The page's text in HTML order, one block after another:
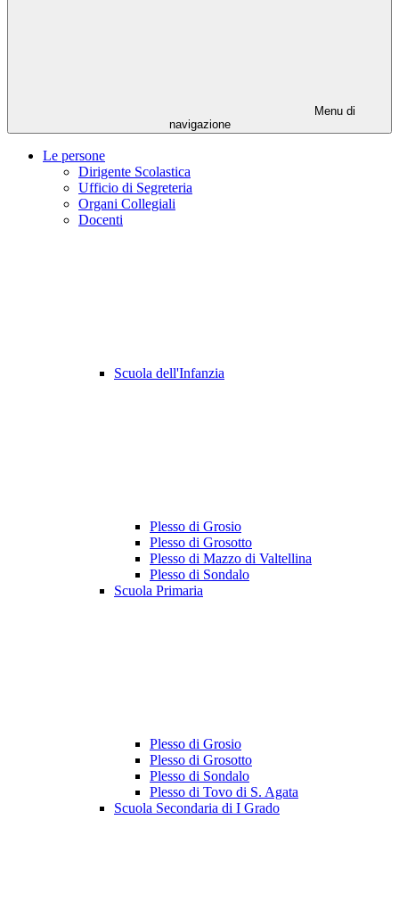
Menu di
navigazione
Le persone
Dirigente Scolastica
Ufficio di Segreteria
Organi Collegiali
Docenti
Scuola dell'Infanzia
Plesso di Grosio
Plesso di Grosotto
Plesso di Mazzo di Valtellina
Plesso di Sondalo
Scuola Primaria
Plesso di Grosio
Plesso di Grosotto
Plesso di Sondalo
Plesso di Tovo di S. Agata
Scuola Secondaria di I Grado